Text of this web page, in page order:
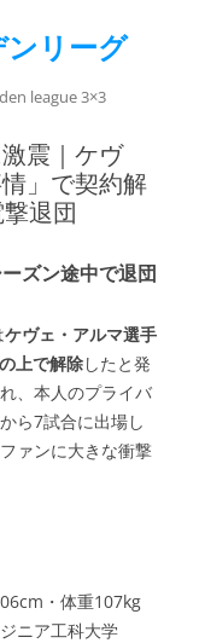
ンリーグ
league 3×3
震｜ケヴ
」で契約解
退団
ズン途中で退団
ケヴェ・アルマ選手
上で解除したと発
、本人のプライバ
ら7試合に出場し
ァンに大きな衝撃
・体重107kg
ニア工科大学